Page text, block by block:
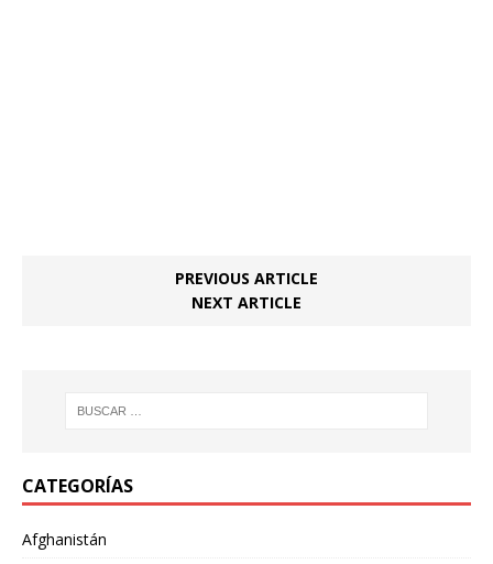
PREVIOUS ARTICLE
NEXT ARTICLE
CATEGORÍAS
Afghanistán